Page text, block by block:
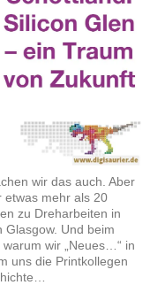
wir das auch. Aber
etwas mehr als 20
zu Dreharbeiten in
Und beim
wir „Neues…“ in
uns die Printkollegen